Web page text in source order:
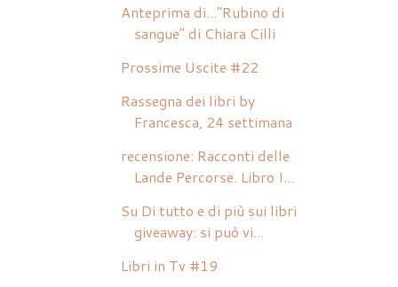
Anteprima di..."Rubino di
sangue" di Chiara Cilli
Prossime Uscite #22
Rassegna dei libri by
Francesca, 24 settimana
recensione: Racconti delle
Lande Percorse. Libro I...
Su Di tutto e di più sui libri
giveaway: si può vi...
Libri in Tv #19